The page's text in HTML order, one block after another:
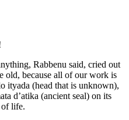
Rabbenu said, cried out
old, because all of our work is
ityada (head that is unknown),
d’atika (ancient seal) on its
life.